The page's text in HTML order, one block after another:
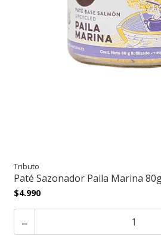
Tributo
Paté Sazonador Paila Marina
$4.990
-